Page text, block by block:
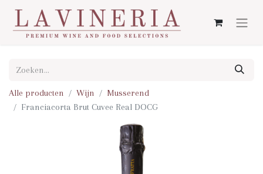
Alle producten Wijn
Musserend
Franciacorta Brut Cuvee Real DOCG